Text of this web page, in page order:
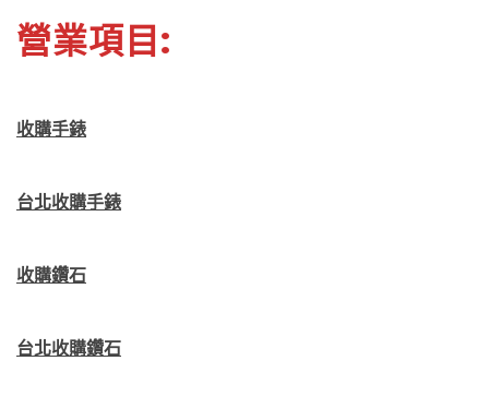
營業項目:
收購手錶
台北收購手錶
收購鑽石
台北收購鑽石